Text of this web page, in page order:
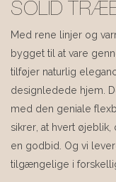
SOLID
Med rene linjer og
bygget til at vare
tilføjer naturlig
designledede hjem.
med den geniale
sikrer, at hvert
en godbid. Og vi
tilgængelige i